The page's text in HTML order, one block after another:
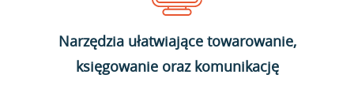
Narzędzia ułatwiające towarowanie,
księgowanie oraz komunikację